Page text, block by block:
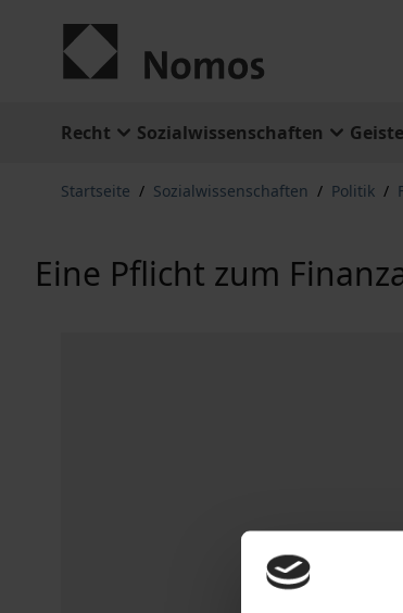
Recht Sozialwissenschaften
Startseite / Sozialwissenschaften / Politik /
Eine Pflicht zum